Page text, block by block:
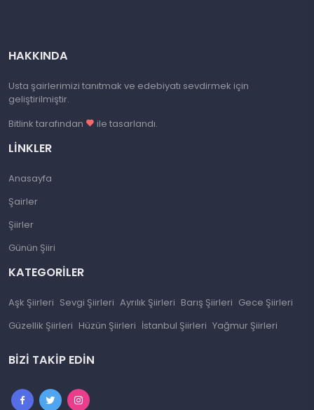
HAKKINDA
Usta şairlerimizi tanıtmak ve edebiyatı sevdirmek için
geliştirilmiştir.
Bitlink tarafından
ile tasarlandı.
LINKLER
Anasayfa
Şairler
Şiirler
Günün Şiiri
KATEGORILER
Aşk Şiirleri Sevgi Şiirleri Ayrılık Şiirleri Barış Şiirleri Gece Şiirleri
Güzellik Şiirleri Hüzün Şiirleri İstanbul Şiirleri Yağmur Şiirleri
BIZI TAKIP EDIN